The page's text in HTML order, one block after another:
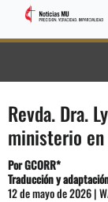
Revda. Dra.
ministerio
Por GCORR*
Traducción y
12 de mayo de 2026 |